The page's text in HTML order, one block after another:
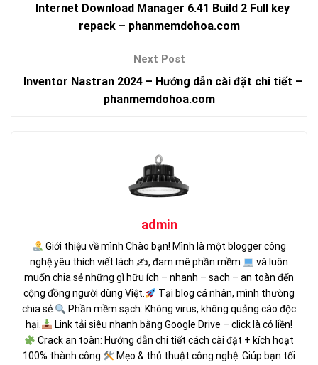
Internet Download Manager 6.41 Build 2 Full key
repack – phanmemdohoa.com
Inventor Nastran 2024 – Hướng dẫn cài đặt chi tiết –
phanmemdohoa.com
admin
Giới thiệu về mình Chào bạn! Mình là một blogger công
nghệ yêu thích viết lách ✍, đam mê phần mềm
và luôn
muốn chia sẻ những gì hữu ích – nhanh – sạch – an toàn đến
cộng đồng người dùng Việt.
Tại blog cá nhân, mình thường
chia sẻ:
Phần mềm sạch: Không virus, không quảng cáo độc
hại.
Link tải siêu nhanh bằng Google Drive – click là có liền!
Crack an toàn: Hướng dẫn chi tiết cách cài đặt + kích hoạt
100% thành công.
Mẹo & thủ thuật công nghệ: Giúp bạn tối